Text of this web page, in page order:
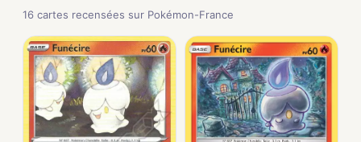
16 cartes recensées sur Pokémon-France